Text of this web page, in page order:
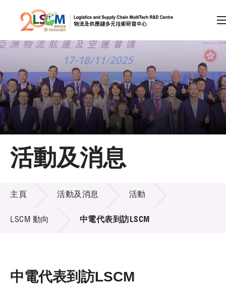
跳到內容（按回車鍵）
會員登入
A A EN 繁 简
主頁
關於LSCM
技術商品化
項目及資助計劃
活動及消息
活動及消息
活動及消息
主頁 活動及消息 活動
LSCM 動向 中電代表到訪LSCM
中電代表到訪LSCM